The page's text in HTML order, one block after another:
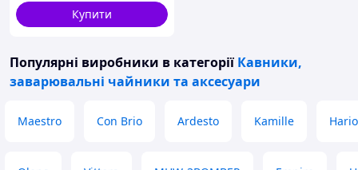
Купити
Популярні виробники в категорії Кавники,
заварювальні чайники та аксесуари
Maestro Con Brio Ardesto Kamille Hario